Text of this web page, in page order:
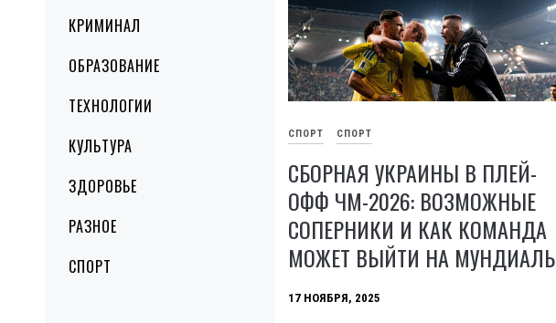
КРИМИНАЛ
ОБРАЗОВАНИЕ
ТЕХНОЛОГИИ
КУЛЬТУРА
ЗДОРОВЬЕ
РАЗНОЕ
СПОРТ
СПОРТ СПОРТ
СБОРНАЯ УКРАИНЫ В ПЛЕЙ-
ОФФ ЧМ-2026: ВОЗМОЖНЫЕ
СОПЕРНИКИ И КАК КОМАНДА
МОЖЕТ ВЫЙТИ НА МУНДИАЛЬ
17 НОЯБРЯ, 2025